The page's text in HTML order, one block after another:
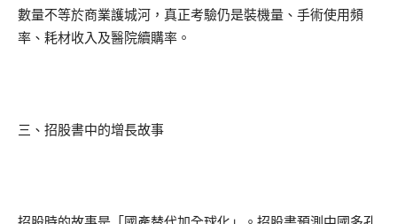
數量不等於商業護城河，真正考驗仍是裝機量、手術使用頻
率、耗材收入及醫院續購率。
三、招股書中的增長故事